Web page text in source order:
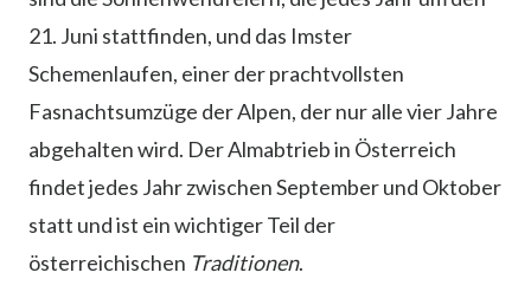
21. Juni stattfinden, und das Imster
Schemenlaufen, einer der prachtvollsten
Fasnachtsumzüge der Alpen, der nur alle vier Jahre
abgehalten wird. Der Almabtrieb in Österreich
findet jedes Jahr zwischen September und Oktober
statt und ist ein wichtiger Teil der
österreichischen Traditionen.